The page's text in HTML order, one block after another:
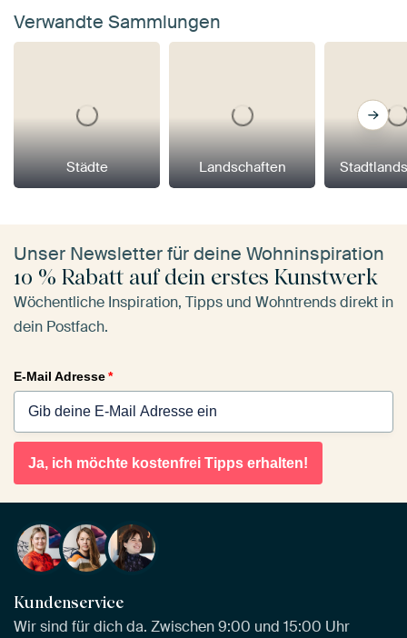
Verwandte Sammlungen
Städte Landschaften
Unser Newsletter für deine Wohninspiration
10 % Rabatt auf dein erstes Kunstwerk
Wöchentliche Inspiration, Tipps und Wohntrends direkt in
dein Postfach.
E-Mail Adresse*
Ja, ich möchte kostenfrei Tipps erhalten!
Kundenservice
Wir sind für dich da. Zwischen 9:00 und 15:00 Uhr